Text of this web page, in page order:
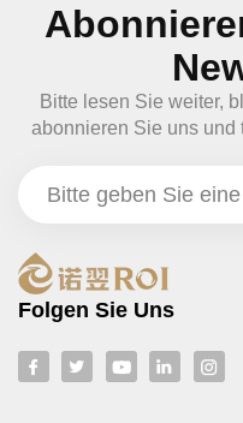
Bitte lesen Sie weiter,
abonnieren Sie uns und
Folgen Sie Uns